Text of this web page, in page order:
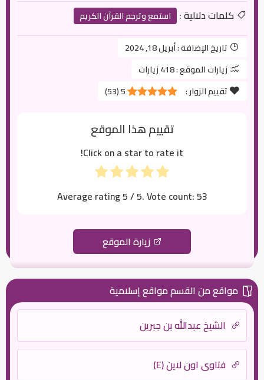
كلمات دلالية :
استمع وترجم القرآن الكريم
تاريخ الإضافة :أبريل 18, 2024
زيارات الموقع :418 زيارات
تقييم الزوار :
5
(
53
)
تقييم هذا الموقع
Click on a star to rate it!
Average rating5/ 5. Vote count:53
زيارة الموقع
مواقع من القسم مواقع إسلامية
الشيخ عبدالله بن جبرين
فتاوى اون لاين (E)